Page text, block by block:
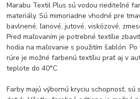
Marabu Textil Plus sú vodou riediteľné
materiály. Sú mimoriadne vhodné pre
bavlnené, ľanové, jutové, viskózové,
Pred maľovaním je potrebné textílie
hodia na maľovanie s použitím šablón.
rúre je možné farbenú textíliu prať aj v
teplote do 40°C.
Farby majú výbornú kryciu schopnosť, sú